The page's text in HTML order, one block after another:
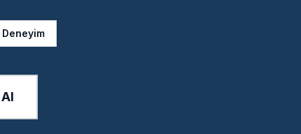
Deneyim